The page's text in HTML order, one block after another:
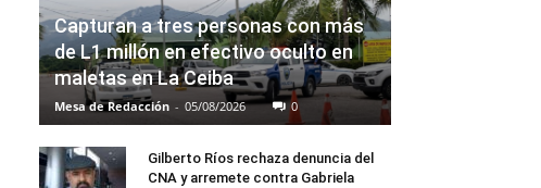
Capturan a tres personas con más
de L1 millón en efectivo oculto en
maletas en La Ceiba
Mesa de Redacción - 05/08/2026 0
Gilberto Ríos rechaza denuncia del
CNA y arremete contra Gabriela